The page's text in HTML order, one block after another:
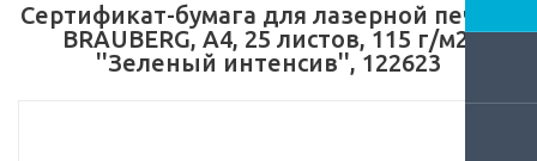
Сертификат-бумага для лазерной печати
BRAUBERG, А4, 25 листов, 115 г/м2,
''Зеленый интенсив'', 122623